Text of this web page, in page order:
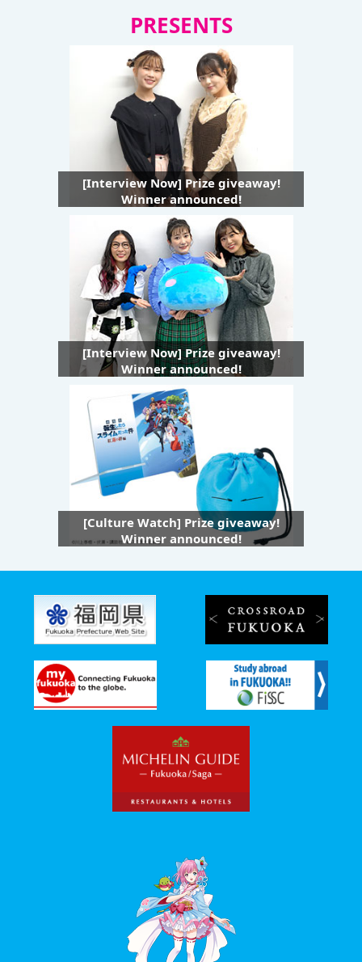
PRESENTS
[Interview Now] Prize giveaway!
Winner announced!
[Interview Now] Prize giveaway!
Winner announced!
[Culture Watch] Prize giveaway!
Winner announced!